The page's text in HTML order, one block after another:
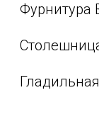
Фурнитура